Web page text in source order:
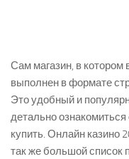
Сам магазин, в котором
выполнен в формате
Это удобный и
детально
купить. Онлайн казино
так же большой список